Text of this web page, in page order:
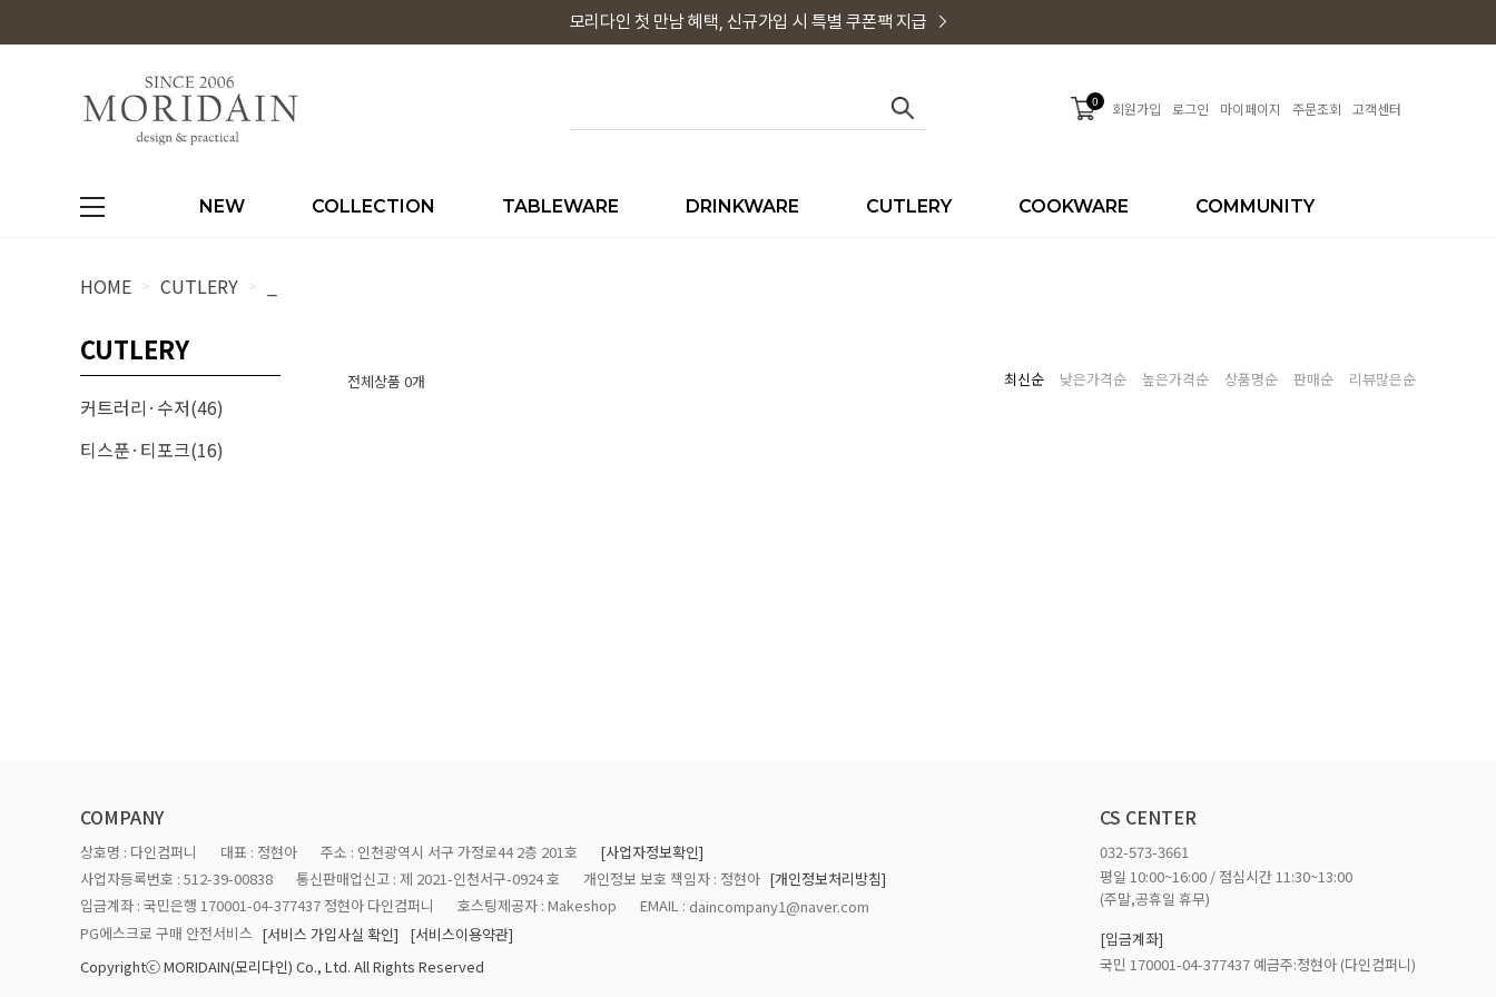
모리다인 첫 만남 혜택, 신규가입 시 특별 쿠폰팩 지급
0 회원가입 로그인 마이페이지 주문조회 고객센터
NEW COLLECTION TABLEWARE DRINKWARE CUTLERY COOKWARE COMMUNITY
HOME > CUTLERY >
CUTLERY
커트러리·수저(46)
티스푼·티포크(16)
전체상품 0개 최신순 낮은가격순 높은가격순 상품명순 판매순 리뷰많은순
COMPANY
상호명 : 다인컴퍼니 대표 : 정현아 주소 : 인천광역시 서구 가정로44 2층 201호
[사업자정보확인]
사업자등록번호 : 512-39-00838
통신판매업신고 : 제 2021-인천서구-0924 호 개인정보 보호 책임자 : 정현아 [개인정보처리방침]
입금계좌 : 국민은행 170001-04-377437 정현아 다인컴퍼니
호스팅제공자 : Makeshop EMAIL : daincompany1@naver.com
PG에스크로 구매 안전서비스 [서비스 가입사실 확인]
[서비스이용약관]
Copyrightⓒ MORIDAIN(모리다인) Co., Ltd. All Rights Reserved
CS CENTER
032-573-3661
평일 10:00~16:00 / 점심시간 11:30~13:00
(주말,공휴일 휴무)
[입금계좌]
국민 170001-04-377437 예금주:정현아 (다인컴퍼니)